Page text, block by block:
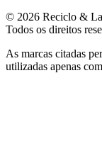
© 2026 Reciclo &
Todos os direitos
As marcas citadas
utilizadas apenas